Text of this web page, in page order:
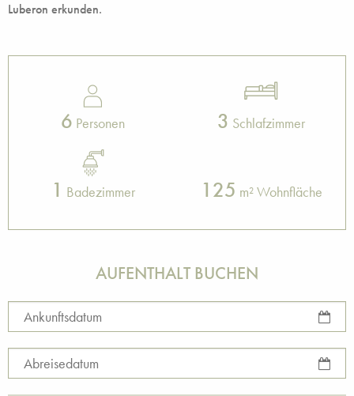
Luberon erkunden.
6 Personen 3 Schlafzimmer
1 Badezimmer 125 m² Wohnfläche
AUFENTHALT BUCHEN
Ankunftsdatum
Abreisedatum